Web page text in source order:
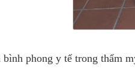
phong y tế trong thẩm